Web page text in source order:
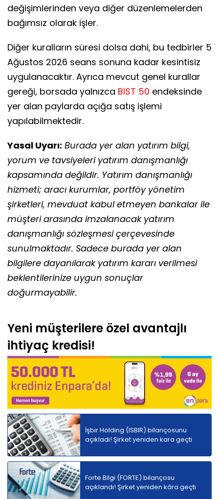
değişimlerinden veya diğer düzenlemelerden
bağımsız olarak işler.
Diğer kuralların süresi dolsa dahi, bu tedbirler 5
Ağustos 2026 seans sonuna kadar kesintisiz
uygulanacaktır. Ayrıca mevcut genel kurallar
gereği, borsada yalnızca BIST 50 endeksinde
yer alan paylarda açığa satış işlemi
yapılabilmektedir.
Yasal Uyarı: Burada yer alan yatırım bilgi,
yorum ve tavsiyeleri yatırım danışmanlığı
kapsamında değildir. Yatırım danışmanlığı
hizmeti; aracı kurumlar, portföy yönetim
şirketleri, mevduat kabul etmeyen bankalar ile
müşteri arasında imzalanacak yatırım
danışmanlığı sözleşmesi çerçevesinde
sunulmaktadır. Sadece burada yer alan
bilgilere dayanılarak yatırım kararı verilmesi
beklentilerinize uygun sonuçlar
doğurmayabilir.
Yeni müşterilere özel avantajlı
ihtiyaç kredisi!
İşbir Holding (ISBIR) bilançosunu
açıkladı! Şirket yeniden kara geçti
Forte Bilgi (FORTE) bilançosu
açıklandı! Şirket yeniden kâra geçti